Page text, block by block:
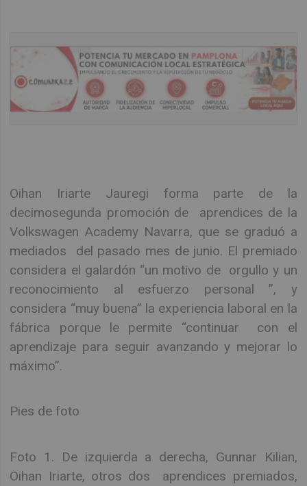
Oihan Iriarte Jauregi forma parte de la
decimosegunda promoción de aprendices de la
Volkswagen Academy Navarra, que se graduó a
mediados del pasado mes de junio. El premiado
considera el galardón “un motivo de orgullo y un
reconocimiento al esfuerzo personal ”, y
considera “muy buena” la experiencia laboral en la
fábrica porque le permite “continuar con el
aprendizaje para seguir avanzando y mejorar lo
máximo”.
Pies de foto
Foto 1. De izquierda a derecha, Gunnar Kilian,
Oihan Iriarte, otros dos aprendices premiados,